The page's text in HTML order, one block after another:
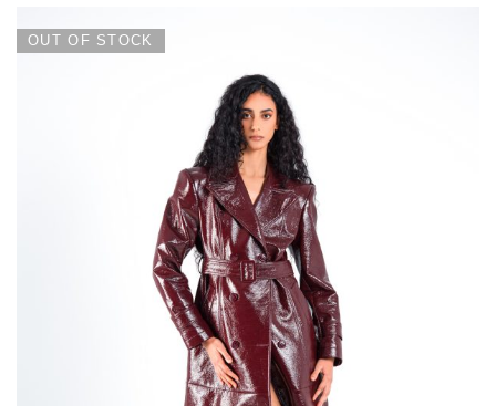
OUT OF STOCK